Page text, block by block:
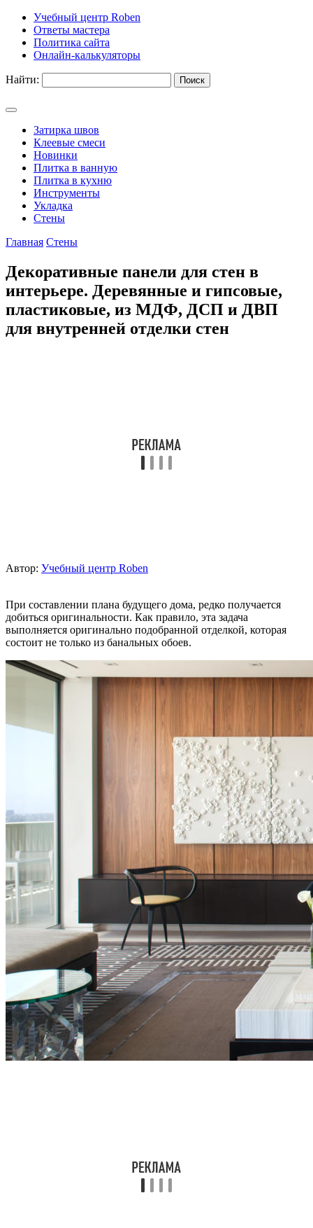
Учебный центр Roben
Ответы мастера
Политика сайта
Онлайн-калькуляторы
Найти:
Затирка швов
Клеевые смеси
Новинки
Плитка в ванную
Плитка в кухню
Инструменты
Укладка
Стены
Главная Стены
Декоративные панели для стен в
интерьере. Деревянные и гипсовые,
пластиковые, из МДФ, ДСП и ДВП
для внутренней отделки стен
Автор: Учебный центр Roben
При составлении плана будущего дома, редко получается
добиться оригинальности. Как правило, эта задача
выполняется оригинально подобранной отделкой, которая
состоит не только из банальных обоев.